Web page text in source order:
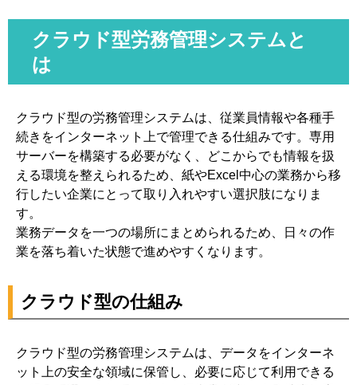
クラウド型労務管理システムと
は
クラウド型の労務管理システムは、従業員情報や各種手
続きをインターネット上で管理できる仕組みです。専用
サーバーを構築する必要がなく、どこからでも情報を扱
える環境を整えられるため、紙やExcel中心の業務から移
行したい企業にとって取り入れやすい選択肢になりま
す。
業務データを一つの場所にまとめられるため、日々の作
業を落ち着いた状態で進めやすくなります。
クラウド型の仕組み
クラウド型の労務管理システムは、データをインターネ
ット上の安全な領域に保管し、必要に応じて利用できる